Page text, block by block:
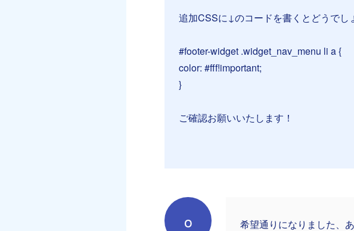
追加CSSに↓のコードを書くとどうでし
#footer-widget .widget_nav_menu li a {
color: #fff!important;
}
ご確認お願いいたします！
o 希望通りになりました、